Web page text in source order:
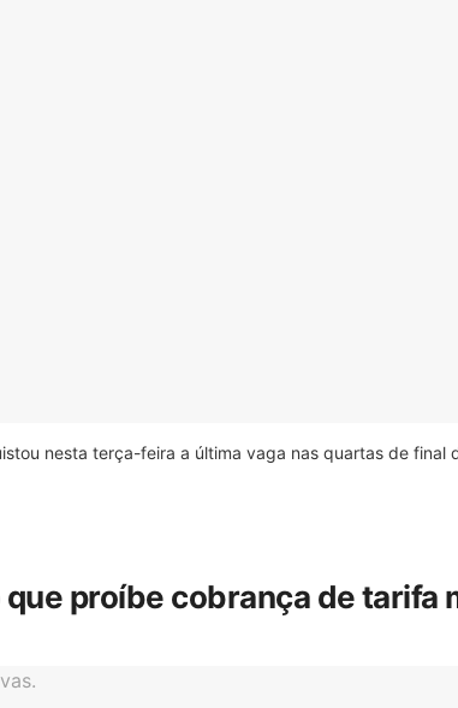
nesta terça-feira a última vaga nas quartas de final
proíbe cobrança de tarifa